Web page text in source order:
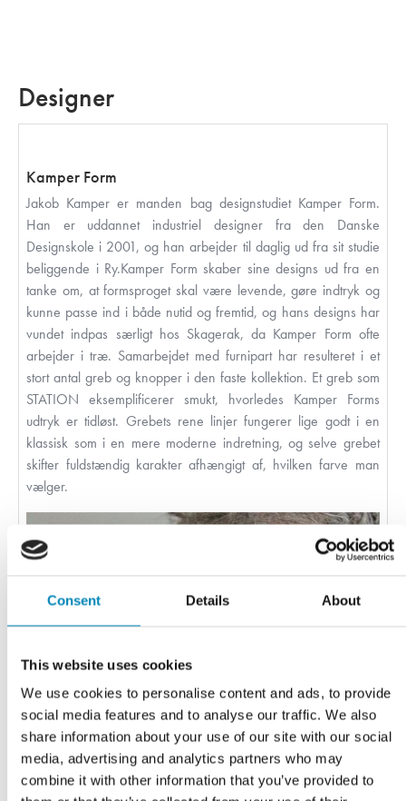
Consent Details About
This website uses cookies
We use cookies to personalise content and ads, to provide
social media features and to analyse our traffic. We also
share information about your use of our site with our social
media, advertising and analytics partners who may
combine it with other information that you’ve provided to
Designer
Kamper Form
Jakob Kamper er manden bag designstudiet Kamper Form.
Han er uddannet industriel designer fra den Danske
Designskole i 2001, og han arbejder til daglig ud fra sit studie
beliggende i Ry.Kamper Form skaber sine designs ud fra en
tanke om, at formsproget skal være levende, gøre indtryk og
kunne passe ind i både nutid og fremtid, og hans designs har
vundet indpas særligt hos Skagerak, da Kamper Form ofte
arbejder i træ. Samarbejdet med furnipart har resulteret i et
stort antal greb og knopper i den faste kollektion. Et greb som
STATION eksemplificerer smukt, hvorledes Kamper Forms
udtryk er tidløst. Grebets rene linjer fungerer lige godt i en
klassisk som i en mere moderne indretning, og selve grebet
skifter fuldstændig karakter afhængigt af, hvilken farve man
vælger.